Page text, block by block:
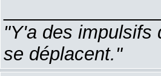
"Y'a des impulsifs
se déplacent."